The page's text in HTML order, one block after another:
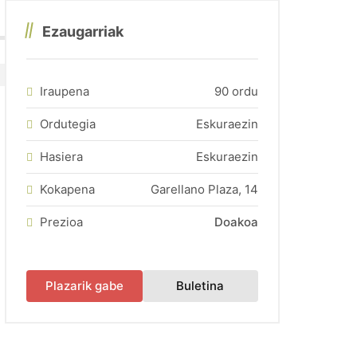
Ezaugarriak
Iraupena 90 ordu
Ordutegia Eskuraezin
Hasiera Eskuraezin
Kokapena Garellano Plaza, 14
Prezioa Doakoa
Plazarik gabe Buletina
Servicio Vasco de Empleo y el FSE.
de Profesionalidad Actividades Administrativas en